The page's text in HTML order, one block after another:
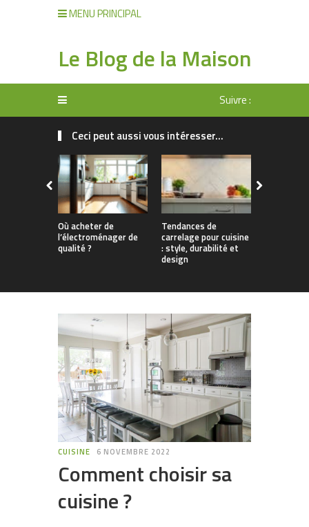
MENU PRINCIPAL
Le Blog de la Maison
Suivre :
Ceci peut aussi vous intéresser...
Où acheter de
l’électroménager de
qualité ?
Tendances de
carrelage pour cuisine
: style, durabilité et
design
CUISINE 6 NOVEMBRE 2022
Comment choisir sa
cuisine ?